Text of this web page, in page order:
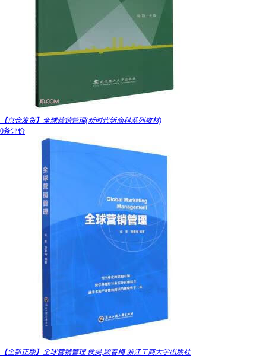
【京仓发货】全球营销管理(新时代新商科系列教材)
0条评价
【全新正版】全球营销管理 侯旻,顾春梅 浙江工商大学出版社